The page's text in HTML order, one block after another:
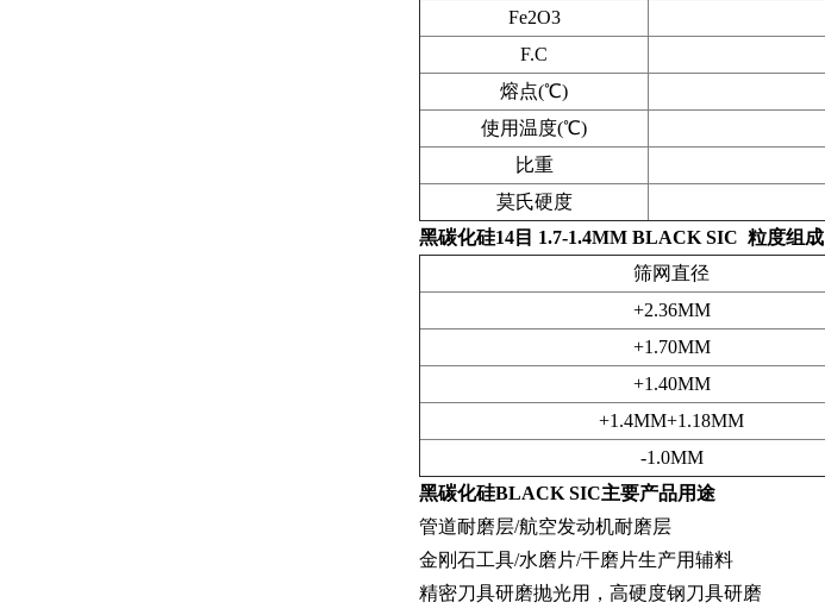
Fe2O3
F.C
熔点(℃)
使用温度(℃)
比重
莫氏硬度
黑碳化硅14目 1.7-1.4MM BLACK SIC 粒度组成
筛网直径
+2.36MM
+1.70MM
+1.40MM
+1.4MM+1.18MM
-1.0MM
黑碳化硅BLACK SIC主要产品用途
管道耐磨层/航空发动机耐磨层
金刚石工具/水磨片/干磨片生产用辅料
精密刀具研磨抛光用，高硬度钢刀具研磨